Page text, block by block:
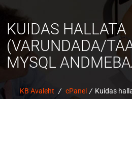
KUIDAS HALLATA
(VARUNDADA/
MYSQL
KB Avaleht / cPanel / Kuidas